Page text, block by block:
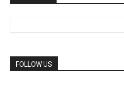
FOLLOW US